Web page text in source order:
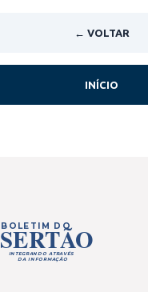
← VOLTAR
INÍCIO
BOLETIM DO
SERTÃO
INTEGRANDO ATRAVÉS
DA INFORMAÇÃO